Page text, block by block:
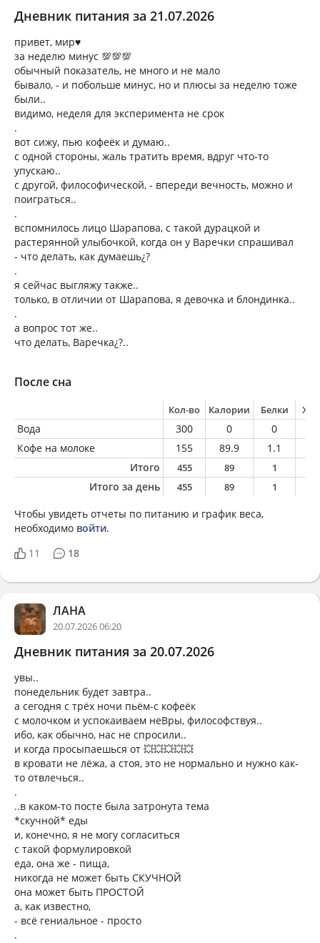
Дневник питания за 21.07.2026
привет, мир♥️
за неделю минус 💯💯💯
обычный показатель, не много и не мало
бывало, - и побольше минус, но и плюсы за неделю тоже
были..
видимо, неделя для эксперимента не срок
.
вот сижу, пью кофеёк и думаю..
с одной стороны, жаль тратить время, вдруг что-то
упускаю..
с другой, философической, - впереди вечность, можно и
поиграться..
.
вспомнилось лицо Шарапова, с такой дурацкой и
растерянной улыбочкой, когда он у Варечки спрашивал
- что делать, как думаешь¿?
.
я сейчас выгляжу также..
только, в отличии от Шарапова, я девочка и блондинка..
.
а вопрос тот же..
что делать, Варечка¿?..
После сна
Кол-во Калории Белки
Вода 300 0 0
Кофе на молоке
155 89.9 1.1
Итого
455 89 1
Итого за день 455 89 1
Чтобы увидеть отчеты по питанию и график веса,
необходимо войти.
11
18
ЛАНА
20.07.2026 06:20
Дневник питания за 20.07.2026
увы..
понедельник будет завтра..
а сегодня с трёх ночи пьём-с кофеёк
с молочком и успокаиваем неВры, философствуя..
ибо, как обычно, нас не спросили..
и когда просыпаешься от 💥💥💥💥💥
в кровати не лёжа, а стоя, это не нормально и нужно как-
то отвлечься..
.
..в каком-то посте была затронута тема
*скучной* еды
и, конечно, я не могу согласиться
с такой формулировкой
еда, она же - пища,
никогда не может быть СКУЧНОЙ
она может быть ПРОСТОЙ
а, как известно,
- всё гениальное - просто
.